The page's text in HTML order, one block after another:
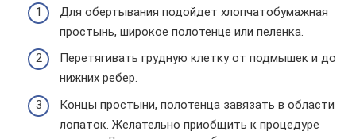
Для обертывания подойдет хлопчатобумажная
простынь, широкое полотенце или пеленка.
Перетягивать грудную клетку от подмышек и до
нижних ребер.
Концы простыни, полотенца завязать в области
лопаток. Желательно приобщить к процедуре